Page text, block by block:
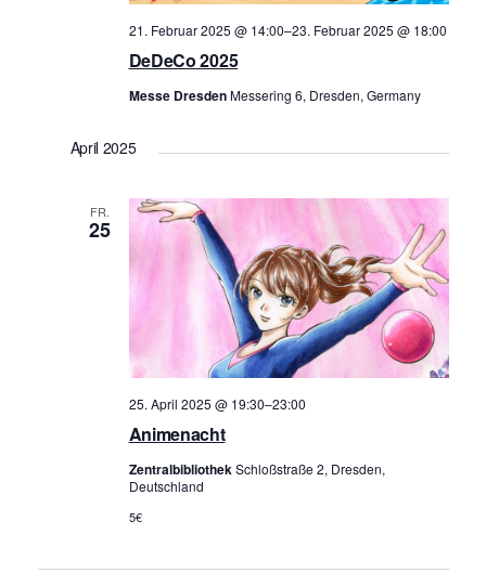
DeDeCo 2025
21. Februar 2025 @ 14:00–23. Februar 2025 @ 18:00
Messe DresdenMessering 6, Dresden, Germany
April 2025
FR.
25
Animenacht
25. April 2025 @ 19:30–23:00
ZentralbibliothekSchloßstraße 2, Dresden,
Deutschland
5€